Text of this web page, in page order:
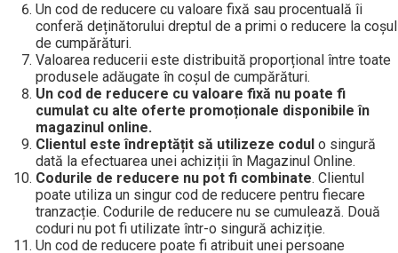
Un cod de reducere cu valoare fixă sau procentuală îi
conferă deținătorului dreptul de a primi o reducere la coșul
de cumpărături.
Valoarea reducerii este distribuită proporțional între toate
produsele adăugate în coșul de cumpărături.
Un cod de reducere cu valoare fixă nu poate fi
cumulat cu alte oferte promoționale disponibile în
magazinul online.
Clientul este îndreptățit să utilizeze codul o singură
dată la efectuarea unei achiziții în Magazinul Online.
Codurile de reducere nu pot fi combinate. Clientul
poate utiliza un singur cod de reducere pentru fiecare
tranzacție. Codurile de reducere nu se cumulează. Două
coduri nu pot fi utilizate într-o singură achiziție.
Un cod de reducere poate fi atribuit unei persoane